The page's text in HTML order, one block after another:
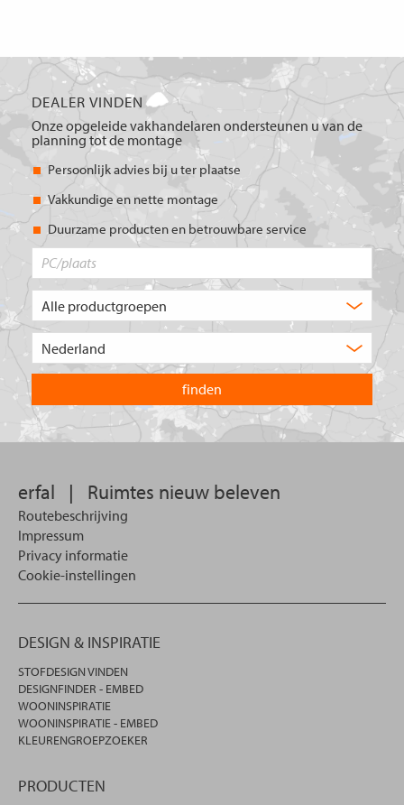
DEALER VINDEN
Onze opgeleide vakhandelaren ondersteunen u van de
planning tot de montage
Persoonlijk advies bij u ter plaatse
Vakkundige en nette montage
Duurzame producten en betrouwbare service
product
u?
land
waarin
u
wilt
zoeken.
erfal | Ruimtes nieuw beleven
Routebeschrijving
Impressum
Privacy informatie
Cookie-instellingen
DESIGN & INSPIRATIE
STOFDESIGN VINDEN
DESIGNFINDER - EMBED
WOONINSPIRATIE
WOONINSPIRATIE - EMBED
KLEURENGROEPZOEKER
PRODUCTEN